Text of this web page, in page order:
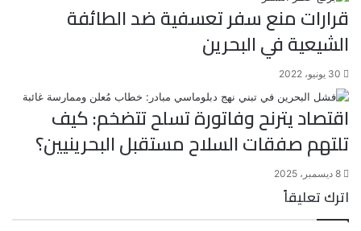
قرارات منع سفر تعسفية ضد الطائفة
الشيعية في البحرين
30 يونيو، 2022
اقتصاد يترنح وفاتورة تسلح تتضخم: كيف
تلتهم صفقات السلاح مستقبل البحرينيين؟
8 ديسمبر، 2025
اترك تعليقاً